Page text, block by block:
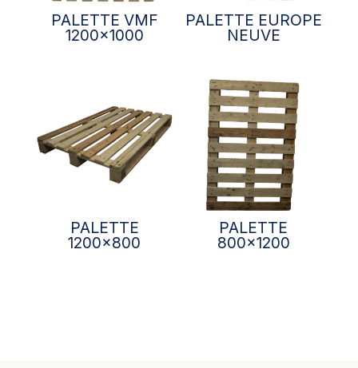
PALETTE VMF
1200×1000
PALETTE EUROPE
NEUVE
PALETTE
1200×800
PALETTE
800×1200